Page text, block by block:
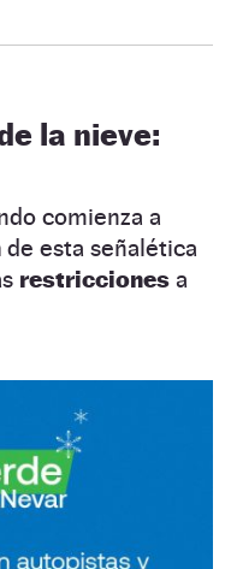
la nieve:
comienza a
de esta señalética
restricciones a